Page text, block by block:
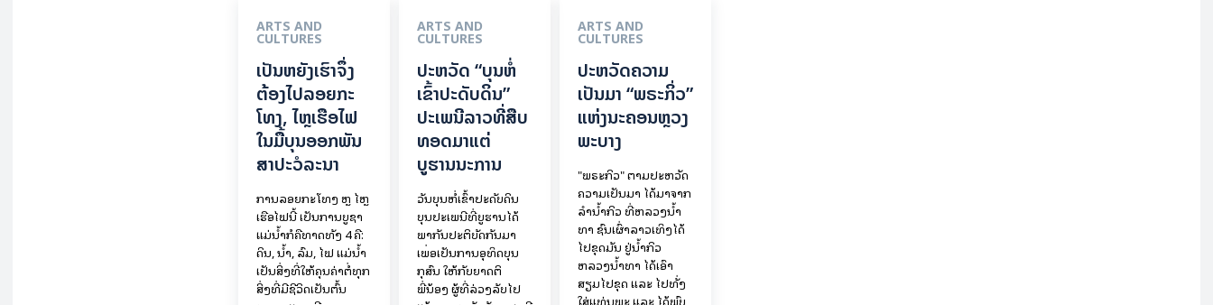
ARTS AND
CULTURES
ເປັນ​ຫຍັງ​ເຮົາ​ຈຶ່ງ​
ຕ້ອງ​ໄປລອຍ​ກະ​
ໂທງ, ໄຫຼ​ເຮືອ​ໄຟ
ໃນ​ມື້​​ບຸນ​ອອກ​ພັນ​
ສາ​ປະ​ວໍ​ລະ​ນາ
ການລອຍ​ກະ​ໂທງ ຫຼື ໄຫຼ
ເຮືອໄຟນີ້ ເປັນການບູຊາ
ແມ່ນໍ້າກໍຄືທາດທັງ 4 ຄື:
ດິນ, ນໍ້າ, ລົມ, ໄຟ ແມ່ນໍ້າ
ເປັນສິ່ງທີ່ໃຫ້ຄຸນຄ່າຕໍ່ທຸກ
ສິ່ງທີ່ມີຊີວິດເປັນຕົ້ນ
ARTS AND
CULTURES
ປະຫວັດ “ບຸນຫໍ່
ເຂົ້າປະດັບດິນ”
ປະເພນີລາວທີ່ສືບ
ທອດມາແຕ່
ບູຮານນະການ
ວັນບຸນຫໍ່ເຂົ້າປະດັບດິນ
ບຸນປະເພນີທີ່ບູຮານໄດ້
ພາກັນປະຕິບັດກັນມາ
ເພື່ອເປັນການອຸທິດບຸນ
ກຸສົນ ໃຫ້ກັບຍາດຕິ
ພີ່ນ້ອງ ຜູ້ທີ່ລ່ວງລັບໄປ
ARTS AND
CULTURES
ປະຫວັດຄວາມ
ເປັນມາ “ພຣະກິ່ວ”
ແຫ່ງນະຄອນຫຼວງ
ພະບາງ
"ພຣະກິວ" ຕາມປະຫວັດ
ຄວາມເປັນມາ ໄດ້ມາຈາກ
ລຳນ້ຳກິວ ທີ່ຫລວງນ້ຳ
ທາ ຊົນເຜົ່າລາວເທິງໄດ້
ໄປຂຸດມັນ ຢູ່ນ້ຳກິວ
ຫລວງນ້ຳທາ ໄດ້ເອົາ
ສຽມໄປຂຸດ ແລະ ໄປທັ່ງ
ໃສ່ແທ່ນພຼະ ແລະ ໄດ້ພົບ